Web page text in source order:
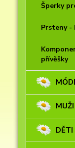
Šperky
Prsteny -
přívěšky
MUŽI
DĚTI